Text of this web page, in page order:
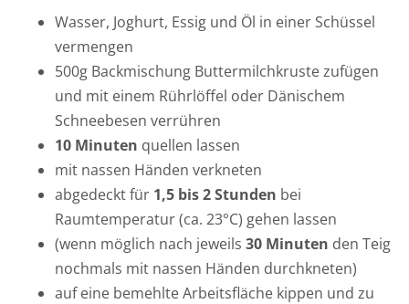
Wasser, Joghurt, Essig und Öl in einer Schüssel
vermengen
500g Backmischung Buttermilchkruste zufügen
und mit einem Rührlöffel oder Dänischem
Schneebesen verrühren
10 Minuten quellen lassen
mit nassen Händen verkneten
abgedeckt für 1,5 bis 2 Stunden bei
Raumtemperatur (ca. 23°C) gehen lassen
(wenn möglich nach jeweils 30 Minuten den Teig
nochmals mit nassen Händen durchkneten)
auf eine bemehlte Arbeitsfläche kippen und zu